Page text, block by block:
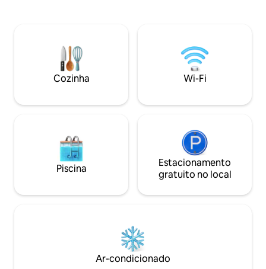
garantir produtividade e um descanso
impecável para até 3 hóspedes.cia
elegante neste lugar bem-localizado.
Cozinha Wi-Fi
Piscina
Estacionamento
gratuito no local
Ar-condicionado